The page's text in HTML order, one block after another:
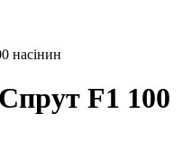
насінин
F1 100